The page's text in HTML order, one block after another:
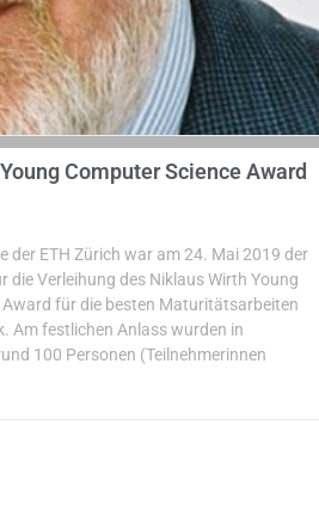
Computer Science Award
der ETH Zürich war am 24. Mai 2019 der
Verleihung des Niklaus Wirth Young
Award für die besten Maturitätsarbeiten
Am festlichen Anlass wurden in
100 Personen (Teilnehmerinnen